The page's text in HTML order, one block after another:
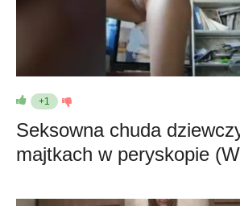
+1
Seksowna chuda
majtkach w peryskopie